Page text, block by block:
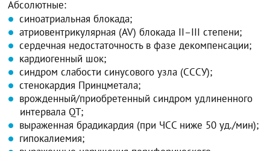
Абсолютные:
синоатриальная блокада;
атриовентрикулярная (AV) блокада II–III степени;
сердечная недостаточность в фазе декомпенсации;
кардиогенный шок;
синдром слабости синусового узла (СССУ);
стенокардия Принцметала;
врожденный/приобретенный синдром удлиненного
интервала QT;
выраженная брадикардия (при ЧСС ниже 50 уд./мин);
гипокалиемия;